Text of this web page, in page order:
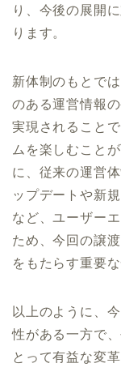
り、今後の展開
ります。
新体制のもとで
のある運営情報
実現されること
ムを楽しむこと
に、従来の運営
ップデートや新
など、ユーザー
ため、今回の譲
をもたらす重要
以上のように、
性がある一方で
とって有益な変